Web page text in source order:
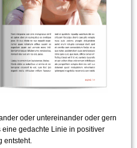
oder untereinander oder gern
gedachte Linie in positiver
entsteht.